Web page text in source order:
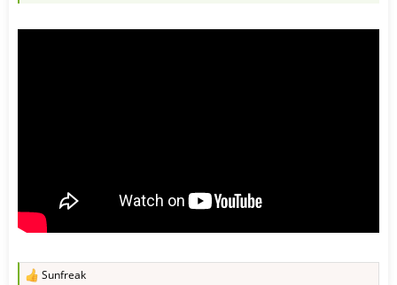
R Sunfreak